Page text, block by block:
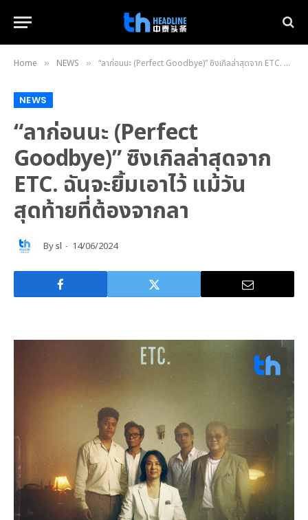
Home » NEWS » “ลาก่อนนะ (Perfect Goodbye)” ซิงเกิลล่าสุดจาก ETC. ฉันจะยิ้มเอาไว้ แม้วันสุดท้ายที่ต้องจากลา
NEWS
“ลาก่อนนะ (Perfect
Goodbye)” ซิงเกิลล่าสุดจาก
ETC. ฉันจะยิ้มเอาไว้ แม้วัน
สุดท้ายที่ต้องจากลา
Bysl 14/06/2024